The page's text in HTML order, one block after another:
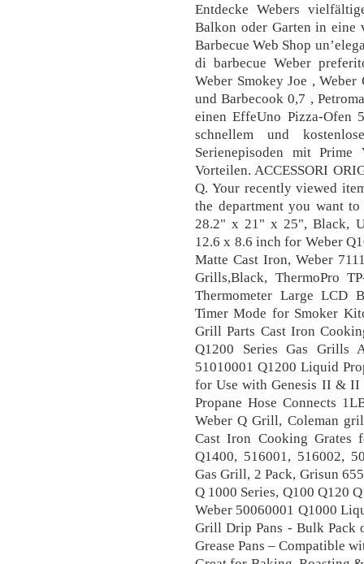
Entdecke Webers
Balkon oder Garten in eine
Barbecue Web Shop
di barbecue Weber
Weber Smokey Joe ,
und Barbecook 0,7 ,
einen EffeUno Pizza-Ofen
schnellem und
Serienepisoden mit
Vorteilen. ACCESSORI
Q. Your recently viewed
the department you want
28.2" x 21" x 25", Black,
12.6 x 8.6 inch for Weber
Matte Cast Iron, Weber
Grills,Black, ThermoPro
Thermometer Large LCD
Timer Mode for Smoker
Grill Parts Cast Iron
Q1200 Series Gas Grills
51010001 Q1200 Liquid
for Use with Genesis II &
Propane Hose Connects
Weber Q Grill, Coleman
Cast Iron Cooking Grates
Q1400, 516001, 516002,
Gas Grill, 2 Pack, Grisun
Q 1000 Series, Q100 Q120
Weber 50060001 Q1000
Grill Drip Pans - Bulk Pack
Grease Pans – Compatible